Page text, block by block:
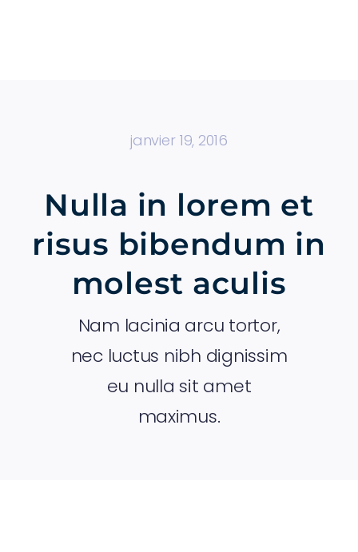
janvier 19, 2016
Nulla in lorem et
risus bibendum in
molest aculis
Nam lacinia arcu tortor,
nec luctus nibh dignissim
eu nulla sit amet
maximus.